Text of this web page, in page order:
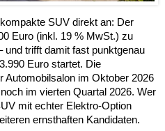
SUV direkt an: Der
Euro (inkl. 19 % MwSt.) zu
trifft damit fast punktgenau
Euro startet. Die
Automobilsalon im Oktober 2026
im vierten Quartal 2026. Wer
mit echter Elektro-Option
ernsthaften Kandidaten.